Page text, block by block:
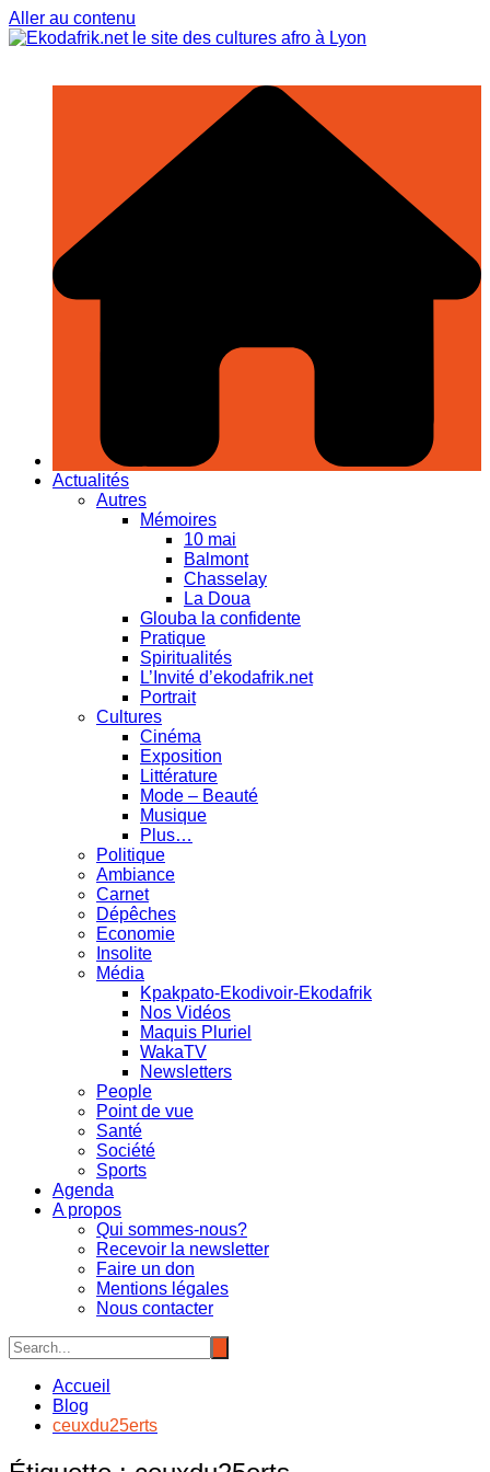
Aller au contenu
Actualités
Autres
Mémoires
10 mai
Balmont
Chasselay
La Doua
Glouba la confidente
Pratique
Spiritualités
L’Invité d’ekodafrik.net
Portrait
Cultures
Cinéma
Exposition
Littérature
Mode – Beauté
Musique
Plus…
Politique
Ambiance
Carnet
Dépêches
Economie
Insolite
Média
Kpakpato-Ekodivoir-Ekodafrik
Nos Vidéos
Maquis Pluriel
WakaTV
Newsletters
People
Point de vue
Santé
Société
Sports
Agenda
A propos
Qui sommes-nous?
Recevoir la newsletter
Faire un don
Mentions légales
Nous contacter
Accueil
Blog
ceuxdu25erts